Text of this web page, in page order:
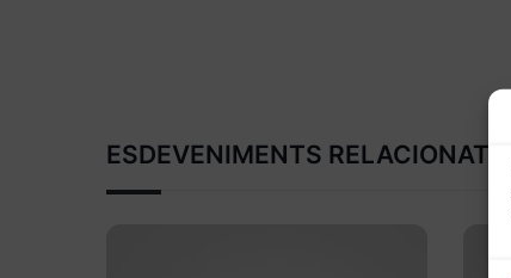
ESDEVENIMENTS RELACIONATS